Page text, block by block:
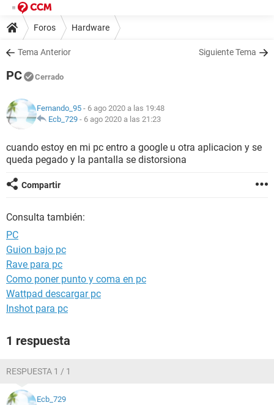
Foros Hardware
Tema Anterior Siguiente Tema
PC Cerrado
Fernando_95 - 6 ago 2020 a las 19:48
Ecb_729 - 6 ago 2020 a las 21:23
cuando estoy en mi pc entro a google u otra aplicacion y se
queda pegado y la pantalla se distorsiona
Compartir
Consulta también:
PC
Guion bajo pc
Rave para pc
Como poner punto y coma en pc
Wattpad descargar pc
Inshot para pc
1 respuesta
RESPUESTA 1 / 1
Ecb_729